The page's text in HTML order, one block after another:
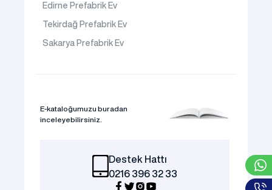
Edirne Prefabrik Ev
Tekirdağ Prefabrik Ev
Sakarya Prefabrik Ev
E-kataloğumuzu buradan
inceleyebilirsiniz.
Destek Hattı
0216 396 32 33